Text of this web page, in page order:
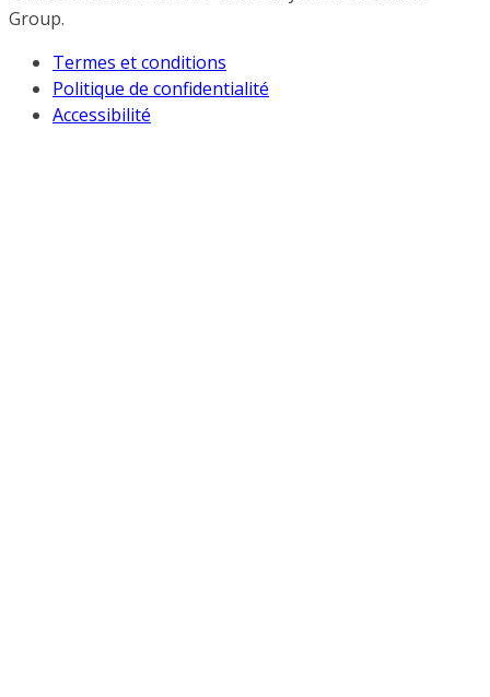
Group.
Termes et conditions
Politique de confidentialité
Accessibilité